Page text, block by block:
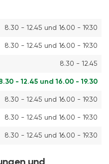
8.30 - 12.45 und 16.00 - 19.30
8.30 - 12.45 und 16.00 - 19.30
8.30 - 12.45
- 12.45 und 16.00 - 19.30
8.30 - 12.45 und 16.00 - 19.30
8.30 - 12.45 und 16.00 - 19.30
8.30 - 12.45 und 16.00 - 19.30